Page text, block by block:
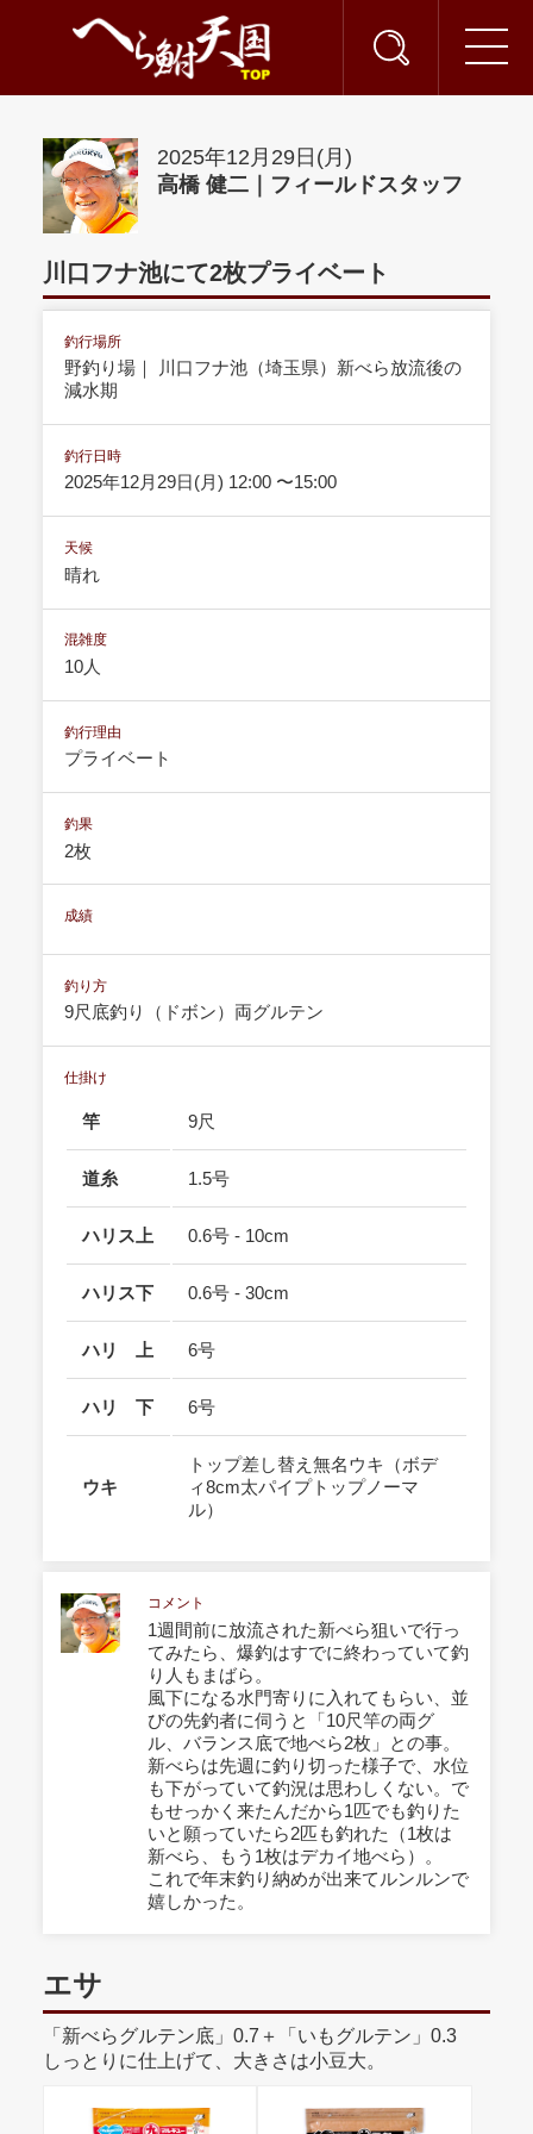
2025年12月29日(月)
高橋 健二｜フィールドスタッフ
川口フナ池にて2枚プライベート
釣行場所
野釣り場｜ 川口フナ池（埼玉県）新べら放流後の
減水期
釣行日時
2025年12月29日(月) 12:00 〜15:00
天候
晴れ
混雑度
10人
釣行理由
プライベート
釣果
2枚
成績
釣り方
9尺底釣り（ドボン）両グルテン
仕掛け
竿 9尺
道糸 1.5号
ハリス上 0.6号 - 10cm
ハリス下 0.6号 - 30cm
ハリ 上 6号
ハリ 下 6号
ウキ
トップ差し替え無名ウキ（ボデ
ィ8cm太パイプトップノーマ
ル）
コメント
1週間前に放流された新べら狙いで行っ
てみたら、爆釣はすでに終わっていて釣
り人もまばら。
風下になる水門寄りに入れてもらい、並
びの先釣者に伺うと「10尺竿の両グ
ル、バランス底で地べら2枚」との事。
新べらは先週に釣り切った様子で、水位
も下がっていて釣況は思わしくない。で
もせっかく来たんだから1匹でも釣りた
いと願っていたら2匹も釣れた（1枚は
新べら、もう1枚はデカイ地べら）。
これで年末釣り納めが出来てルンルンで
嬉しかった。
エサ
「新べらグルテン底」0.7＋「いもグルテン」0.3
しっとりに仕上げて、大きさは小豆大。